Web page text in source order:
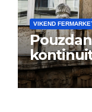
VIKEND